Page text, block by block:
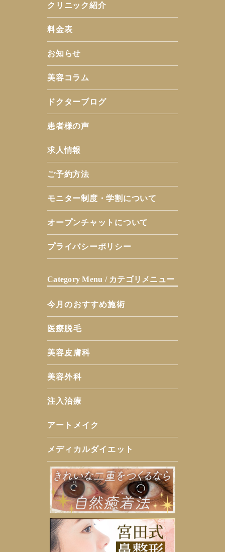
クリニック紹介
料金表
お知らせ
美容コラム
ドクターブログ
患者様の声
求人情報
ご予約方法
モニター制度・学割について
オープンチャットについて
プライバシーポリシー
Category Menu / カテゴリメニュー
今月のおすすめ施術
医療脱毛
美容皮膚科
美容外科
注入治療
アートメイク
メディカルダイエット